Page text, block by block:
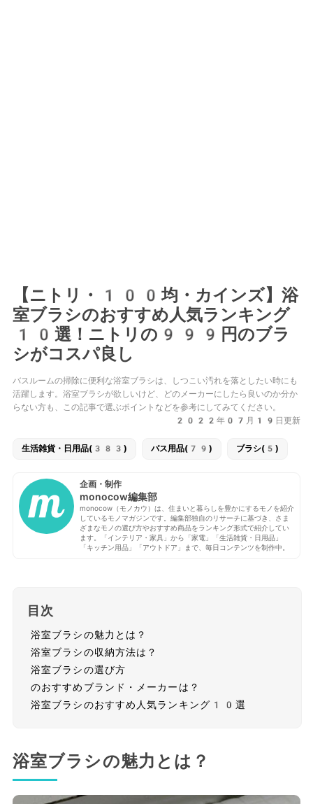
【ニトリ・100均・カインズ】浴
室ブラシのおすすめ人気ランキング
10選！ニトリの999円のブラ
シがコスパ良し
バスルームの掃除に便利な浴室ブラシは、しつこい汚れを落としたい時にも
活躍します。浴室ブラシが欲しいけど、どのメーカーにしたら良いのか分か
らない方も、この記事で選ぶポイントなどを参考にしてみてください。
2022年07月19日更新
生活雑貨・日用品(383) バス用品(79) ブラシ(5)
企画・制作
monocow編集部
monocow（モノカウ）は、住まいと暮らしを豊かにするモノを紹介
しているモノマガジンです。編集部独自のリサーチに基づき、さま
ざまなモノの選び方やおすすめ商品をランキング形式で紹介してい
ます。「インテリア・家具」から「家電」「生活雑貨・日用品」
「キッチン用品」「アウトドア」まで、毎日コンテンツを制作中。
目次
浴室ブラシの魅力とは？
浴室ブラシの収納方法は？
浴室ブラシの選び方
のおすすめブランド・メーカーは？
浴室ブラシのおすすめ人気ランキング10選
浴室ブラシの魅力とは？